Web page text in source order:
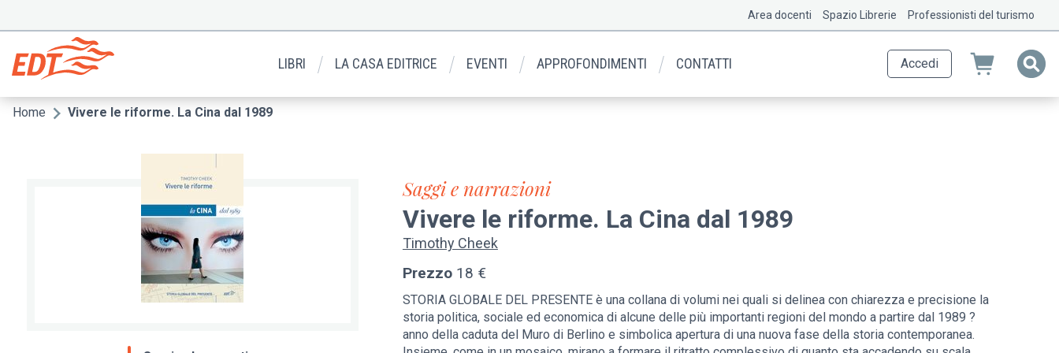
contenuto
principale
Menu
secondario
Area docenti Spazio Librerie Professionisti del turismo
LIBRI LA CASA EDITRICE EVENTI APPROFONDIMENTI CONTATTI Accedi
Briciole
Home Vivere le riforme. La Cina dal 1989
Saggi e narrazioni
Vivere le riforme. La Cina dal 1989
Timothy Cheek
Prezzo 18 €
STORIA GLOBALE DEL PRESENTE è una collana di volumi nei quali si delinea con chiarezza e precisione la
storia politica, sociale ed economica di alcune delle più importanti regioni del mondo a partire dal 1989 ?
anno della caduta del Muro di Berlino e simbolica apertura di una nuova fase della storia contemporanea.